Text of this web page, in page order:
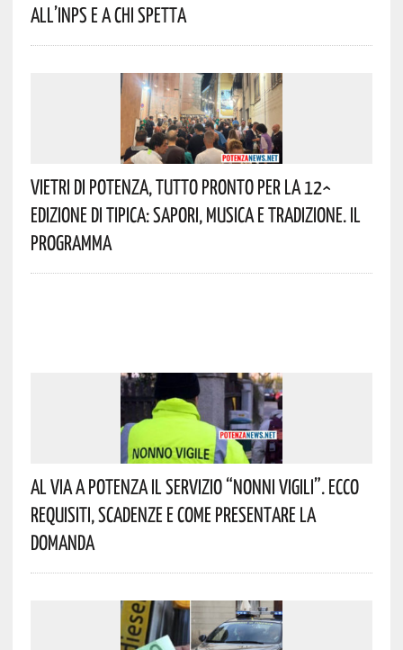
All’INPS E A Chi Spetta
Vietri Di Potenza, Tutto Pronto Per La 12^
Edizione Di Tipica: Sapori, Musica E Tradizione. Il
Programma
Al Via A Potenza Il Servizio “Nonni Vigili”. Ecco
Requisiti, Scadenze E Come Presentare La
Domanda